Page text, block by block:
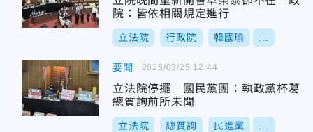
院：皆依相關規定進行
立法院 行政院 韓國瑜
要聞
立法院停擺 國民黨團：執政黨杯葛
總質詢前所未聞
立法院 總質詢 民進黨
2025/03/25 12:44